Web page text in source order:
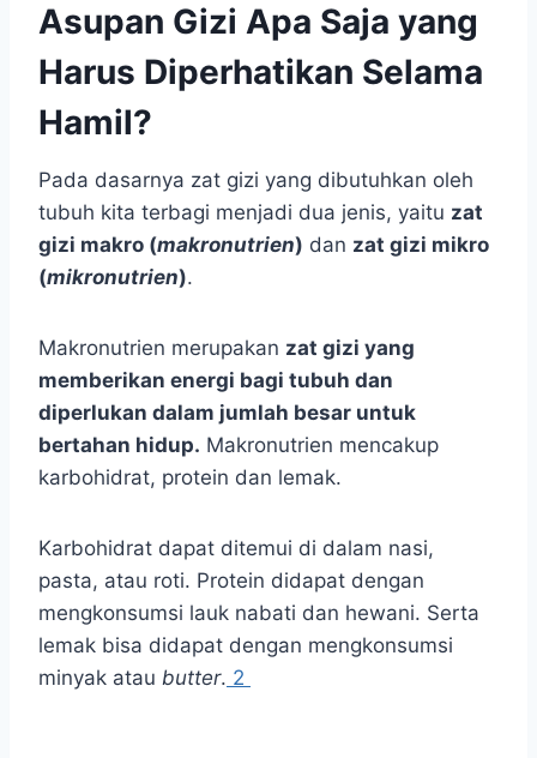
Asupan Gizi Apa Saja yang
Harus Diperhatikan Selama
Hamil?
Pada dasarnya zat gizi yang dibutuhkan oleh
tubuh kita terbagi menjadi dua jenis, yaitu zat
gizi makro (makronutrien) dan zat gizi mikro
(mikronutrien).
Makronutrien merupakan zat gizi yang
memberikan energi bagi tubuh dan
diperlukan dalam jumlah besar untuk
bertahan hidup. Makronutrien mencakup
karbohidrat, protein dan lemak.
Karbohidrat dapat ditemui di dalam nasi,
pasta, atau roti. Protein didapat dengan
mengkonsumsi lauk nabati dan hewani. Serta
lemak bisa didapat dengan mengkonsumsi
minyak atau butter. 2